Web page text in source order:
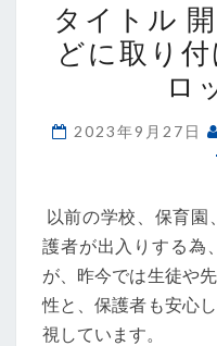
タイトル
どに取り
ロ
2023年9月27日
以前の学校、保育園
護者が出入りする為
が、昨今では生徒や
性と、保護者も安心
視しています。